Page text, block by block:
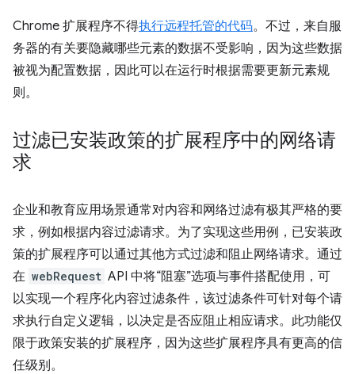
Chrome 扩展程序不得执行远程托管的代码。不过，来自服
务器的有关要隐藏哪些元素的数据不受影响，因为这些数据
被视为配置数据，因此可以在运行时根据需要更新元素规
则。
过滤已安装政策的扩展程序中的网络请
求
企业和教育应用场景通常对内容和网络过滤有极其严格的要
求，例如根据内容过滤请求。为了实现这些用例，已安装政
策的扩展程序可以通过其他方式过滤和阻止网络请求。通过
在 webRequest API 中将“阻塞”选项与事件搭配使用，可
以实现一个程序化内容过滤条件，该过滤条件可针对每个请
求执行自定义逻辑，以决定是否应阻止相应请求。此功能仅
限于政策安装的扩展程序，因为这些扩展程序具有更高的信
任级别。